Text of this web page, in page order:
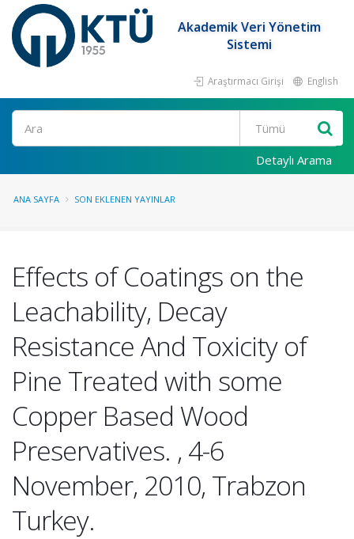
Akademik Veri Yönetim
Sistemi
Araştırmacı Girişi English
Ara
Detaylı Arama
ANA SAYFA SON EKLENEN YAYINLAR
Effects of Coatings on the
Leachability, Decay
Resistance And Toxicity of
Pine Treated with some
Copper Based Wood
Preservatives. , 4-6
November, 2010, Trabzon
Turkey.